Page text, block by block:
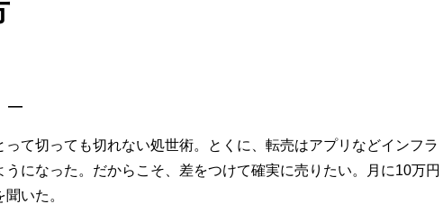
―
て切っても切れない処世術。とくに、転売はアプリなどインフラ
になった。だからこそ、差をつけて確実に売りたい。月に10万円
いた。